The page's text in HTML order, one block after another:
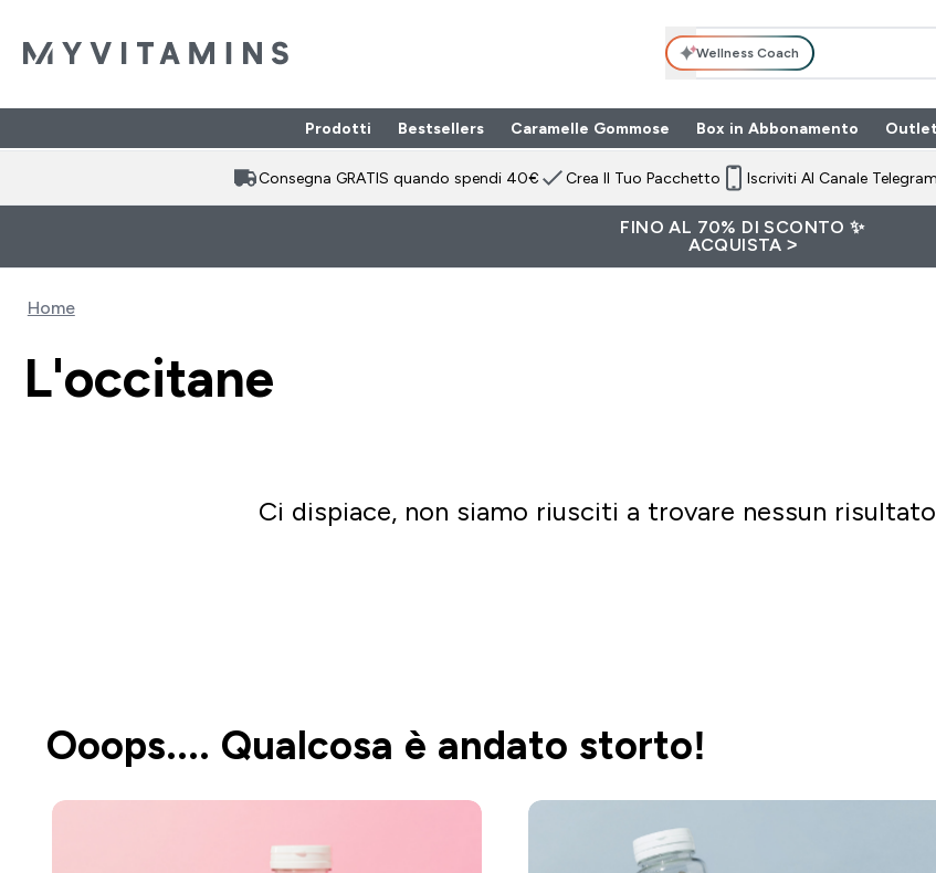
Wellness Coach
Prodotti Enter Prodotti submenu
Bestsellers Caramelle Gommose Box in AbbonamentoEnter Box
⌄ Outlet
Consegna GRATIS quando spendi 40€ Crea Il Tuo Pacchetto Iscriviti Al Canale Telegram
FINO AL 70% DI SCONTO ✨
ACQUISTA >
Home
L'occitane
Ci dispiace, non siamo riusciti a trovare nessun
Ooops.... Qualcosa è andato storto!